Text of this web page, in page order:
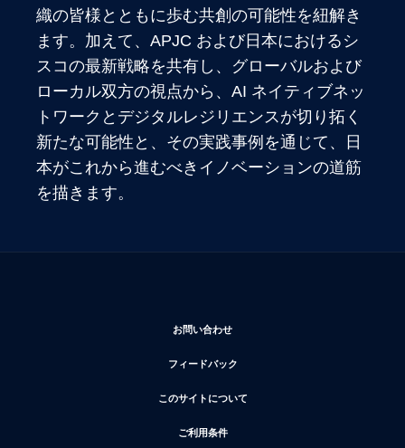
織の皆様とともに歩む共創の可能性を紐解き
ます。加えて、APJC および日本におけるシ
スコの最新戦略を共有し、グローバルおよび
ローカル双方の視点から、AI ネイティブネッ
トワークとデジタルレジリエンスが切り拓く
新たな可能性と、その実践事例を通じて、日
本がこれから進むべきイノベーションの道筋
を描きます。
お問い合わせ新しいウィンドウで開く
フィードバック新しいウィンドウで開く
このサイトについて新しいウィンドウで開く
ご利用条件新しいウィンドウで開く